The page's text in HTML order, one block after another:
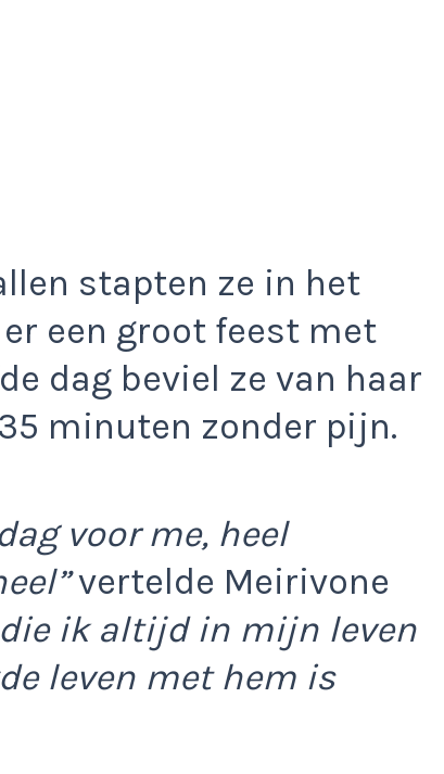
stapten ze in het
een groot feest met
dag beviel ze van haar
minuten zonder pijn.
voor me, heel
vertelde Meirivone
ik altijd in mijn leven
leven met hem is